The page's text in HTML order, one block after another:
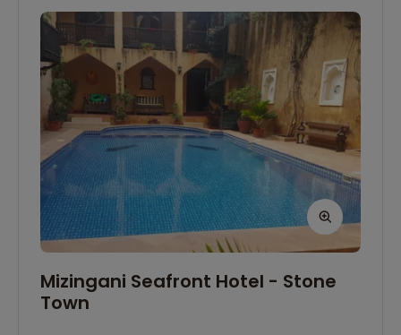
Mizingani Seafront Hotel - Stone
Town